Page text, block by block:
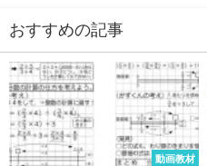
おすすめの記事
動画教材